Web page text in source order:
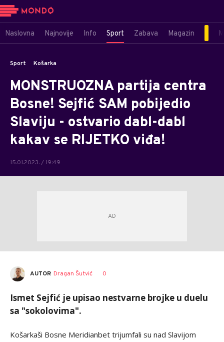
Naslovna Najnovije Info Sport Zabava Magazin
Sport Košarka
MONSTRUOZNA partija centra
Bosne! Sejfić SAM pobijedio
Slaviju - ostvario dabl-dabl
kakav se RIJETKO viđa!
15.01.2023. / 19:49
AUTOR Dragan Šutvić 0
Ismet Sejfić je upisao nestvarne brojke u duelu
sa "sokolovima".
Košarkaši Bosne Meridianbet trijumfali su nad Slavijom